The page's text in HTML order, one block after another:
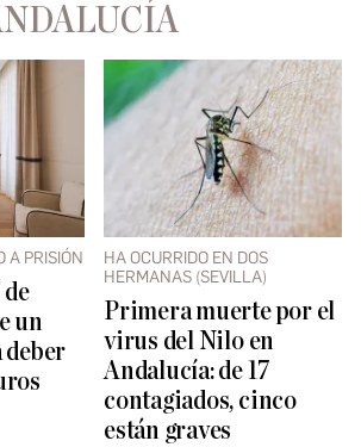
A PRISIÓN
un
deber
HA OCURRIDO EN DOS
HERMANAS (SEVILLA)
Primera muerte por el
virus del Nilo en
Andalucía: de 17
contagiados, cinco
están graves